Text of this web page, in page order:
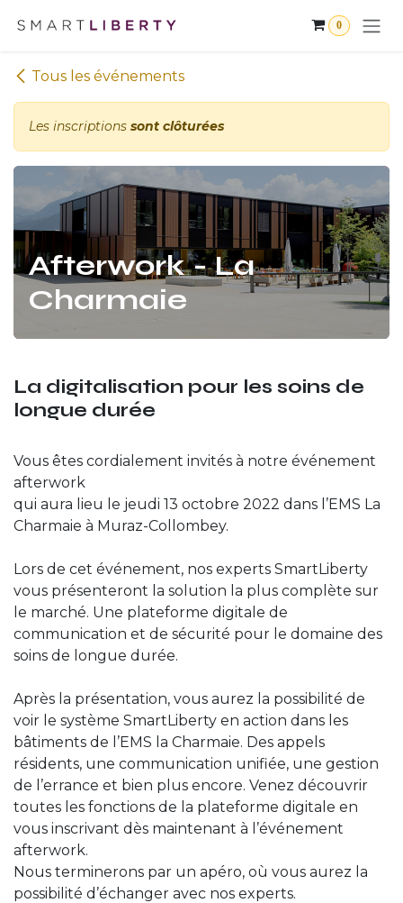
0
Tous les événements
Les inscriptions sont clôturées
Afterwork - La
Charmaie
La digitalisation pour les soins de
longue durée
Vous êtes cordialement invités à notre événement
afterwork
qui aura lieu le jeudi 13 octobre 2022 dans l’EMS La
Charmaie à Muraz-Collombey.
Lors de cet événement, nos experts SmartLiberty
vous présenteront la solution la plus complète sur
le marché. Une plateforme digitale de
communication et de sécurité pour le domaine des
soins de longue durée.
Après la présentation, vous aurez la possibilité de
voir le système SmartLiberty en action dans les
bâtiments de l’EMS la Charmaie. Des appels
résidents, une communication unifiée, une gestion
de l’errance et bien plus encore. Venez découvrir
toutes les fonctions de la plateforme digitale en
vous inscrivant dès maintenant à l’événement
afterwork.
Nous terminerons par un apéro, où vous aurez la
possibilité d’échanger avec nos experts.